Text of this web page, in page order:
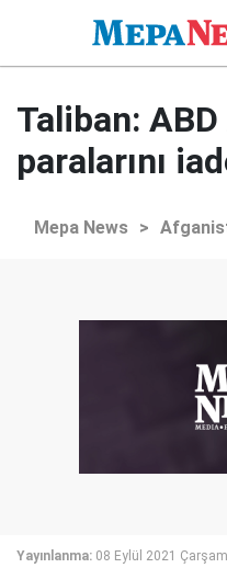
Taliban:
paralarını
Mepa News >
Yayınlanma: 08 Eylül 2021